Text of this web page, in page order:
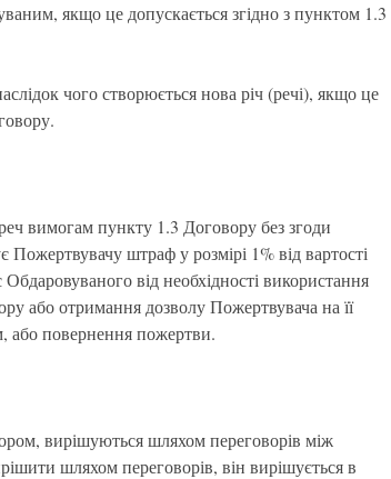
якщо це допускається згідно з пунктом 1.3
чого створюється нова річ (речі), якщо це
вимогам пункту 1.3 Договору без згоди
штраф у розмірі 1% від вартості
від необхідності використання
або отримання дозволу Пожертвувача на її
або повернення пожертви.
вирішуються шляхом переговорів між
шляхом переговорів, він вирішується в